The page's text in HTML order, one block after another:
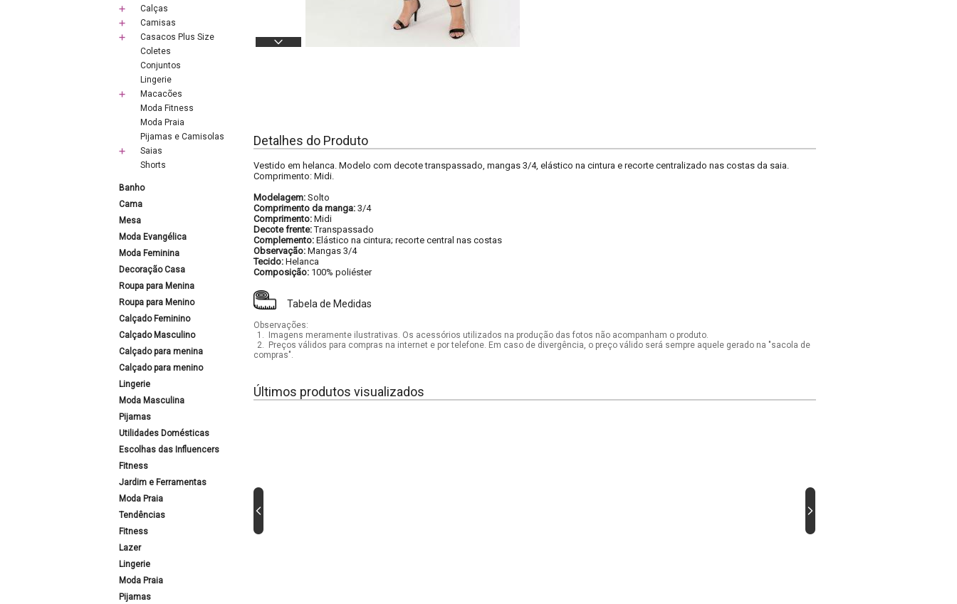
Calças
Camisas
Casacos Plus Size
Coletes
Conjuntos
Lingerie
Macacões
Moda Fitness
Moda Praia
Pijamas e Camisolas
Saias
Shorts
Banho
Cama
Mesa
Moda Evangélica
Moda Feminina
Decoração Casa
Roupa para Menina
Roupa para Menino
Calçado Feminino
Calçado Masculino
Calçado para menina
Calçado para menino
Lingerie
Moda Masculina
Pijamas
Utilidades Domésticas
Escolhas das Influencers
Fitness
Jardim e Ferramentas
Moda Praia
Tendências
Fitness
Lazer
Lingerie
Moda Praia
Pijamas
Detalhes do Produto
Vestido em helanca. Modelo com decote transpassado, mangas 3/4, elástico na cintura e recorte centralizado nas costas da saia.
Comprimento: Midi.
Modelagem: Solto
Comprimento da manga: 3/4
Comprimento: Midi
Decote frente:Transpassado
Complemento: Elástico na cintura; recorte central nas costas
Observação: Mangas 3/4
Tecido: Helanca
Composição: 100% poliéster
Tabela de Medidas
Observações:
1.
Imagens meramente ilustrativas. Os acessórios utilizados na produção das fotos não acompanham o produto.
2.
Preços válidos para compras na internet e por telefone. Em caso de divergência, o preço válido será sempre aquele gerado na "sacola de
compras".
Últimos produtos visualizados